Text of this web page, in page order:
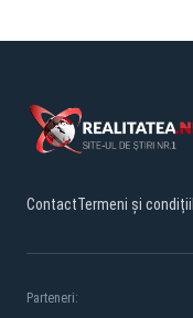
ContactTermeni și condiții
Parteneri: